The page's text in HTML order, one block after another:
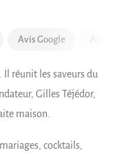
Avis Google
Il réunit les saveurs du
Gilles Téjédor,
maison.
mariages, cocktails,